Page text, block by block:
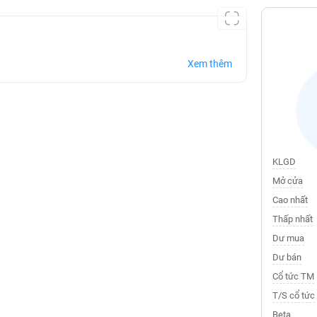
Xem thêm
KLGD
Mở cửa
Cao nhất
Thấp nhất
Dư mua
Dư bán
Cổ tức TM
T/S cổ tức
Beta